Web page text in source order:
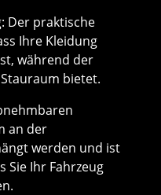
Der praktische
Ihre Kleidung
während der
bietet.
an der
werden und ist
Sie Ihr Fahrzeug